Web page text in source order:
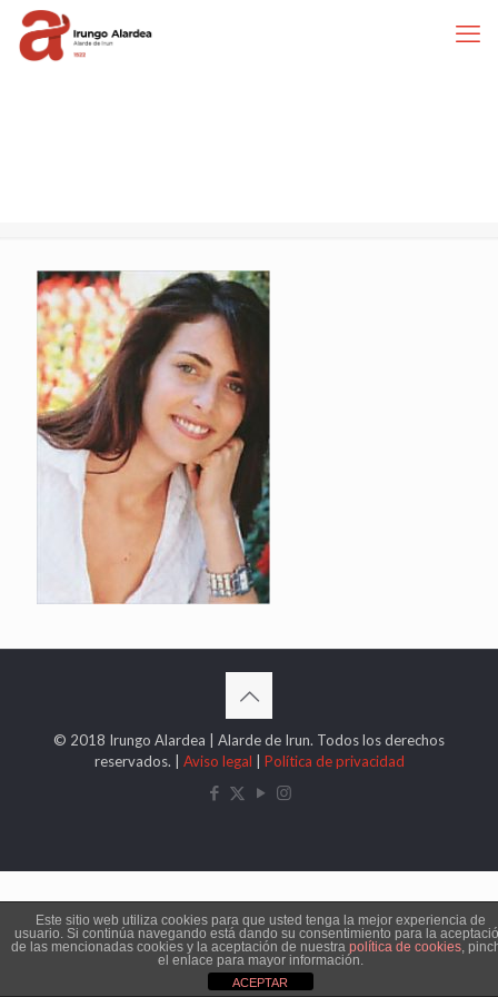
© 2018 Irungo Alardea | Alarde de Irun. Todos los derechos
reservados. | Aviso legal Política de privacidad
Este sitio web utiliza cookies para que usted tenga la mejor experiencia de
usuario. Si continúa navegando está dando su consentimiento para la
de las mencionadas cookies y la aceptación de nuestra política de cookies,
el enlace para mayor información.
ACEPTAR